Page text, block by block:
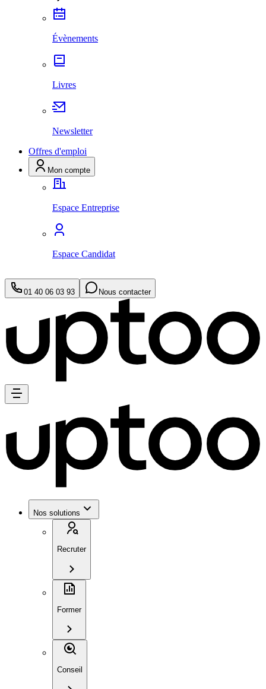
Évènements
Livres
Newsletter
Offres d'emploi
Mon compte
Espace Entreprise
Espace Candidat
01 40 06 03 93 Nous contacter
Nos solutions
Recruter
Former
Conseil